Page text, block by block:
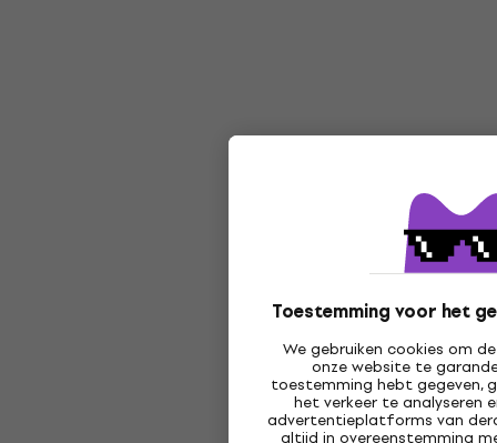
Toestemming voor het
We gebruiken cookies om
onze website te
toestemming hebt gegeven,
het verkeer te analyseren
advertentieplatforms van
altijd in overeenstemming